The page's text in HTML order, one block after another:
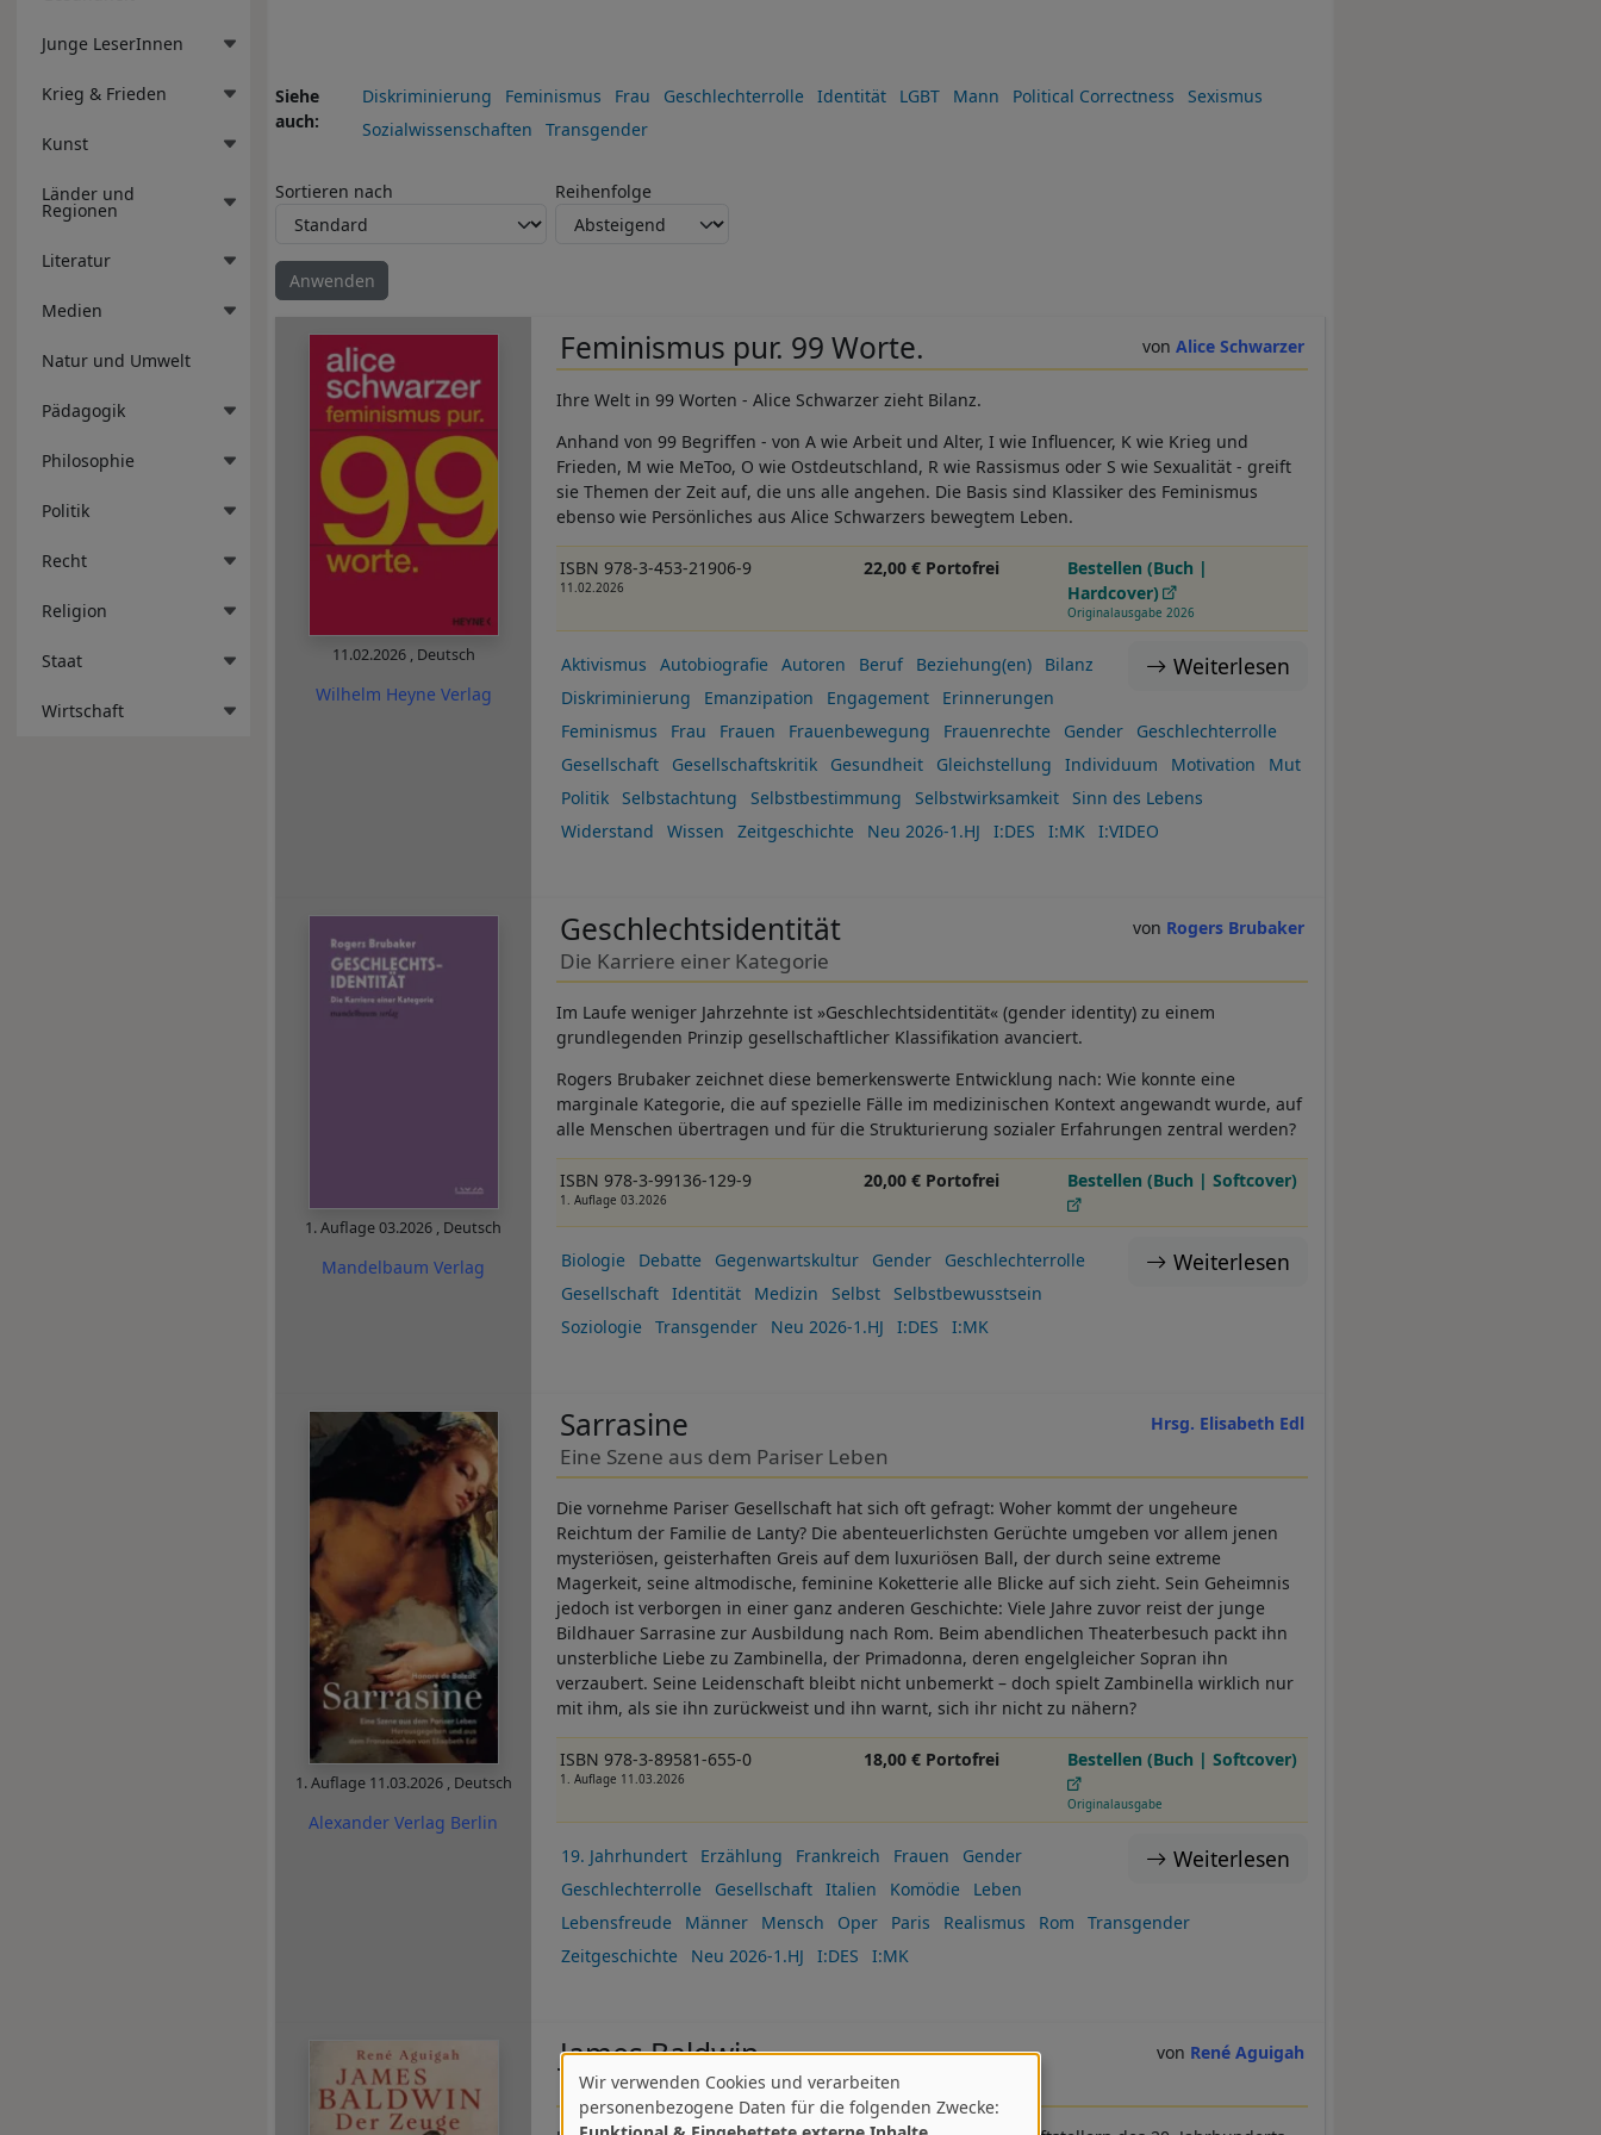
Junge LeserInnen
Krieg & Frieden
Kunst
Länder und
Regionen
Literatur
Medien
Natur und Umwelt
Pädagogik
Philosophie
Politik
Recht
Religion
Staat
Wirtschaft
Siehe
auch
Diskriminierung Feminismus Frau Geschlechterrolle Identität LGBT Mann Political Correctness
Sexismus
Sozialwissenschaften
Transgender
Sortieren nach Reihenfolge
11.02.2026 , Deutsch
Wilhelm Heyne Verlag
Alice Schwarzer
Feminismus pur. 99 Worte.
Ihre Welt in 99 Worten - Alice Schwarzer zieht Bilanz.
Anhand von 99 Begriffen - von A wie Arbeit und Alter, I wie Influencer, K wie Krieg und
Frieden, M wie MeToo, O wie Ostdeutschland, R wie Rassismus oder S wie Sexualität - greift
sie Themen der Zeit auf, die uns alle angehen. Die Basis sind Klassiker des Feminismus
ebenso wie Persönliches aus Alice Schwarzers bewegtem Leben.
ISBN 978-3-453-21906-9
11.02.2026
22,00 € Portofrei
Bestellen (Buch |
Hardcover)
Originalausgabe 2026
Weiterlesen
Aktivismus Autobiografie Autoren Beruf Beziehung(en)
Bilanz
Diskriminierung
Emanzipation Engagement
Erinnerungen
Feminismus
Frau Frauen Frauenbewegung Frauenrechte Gender
Geschlechterrolle
Gesellschaft
Gesellschaftskritik Gesundheit Gleichstellung Individuum Motivation
Mut
Politik
Selbstachtung Selbstbestimmung Selbstwirksamkeit
Sinn des Lebens
Widerstand
Wissen Zeitgeschichte Neu 2026-1.HJ I:DES I:MK I:VIDEO
1. Auflage03.2026 , Deutsch
Mandelbaum Verlag
Rogers Brubaker
Geschlechtsidentität
Die Karriere einer Kategorie
Im Laufe weniger Jahrzehnte ist »Geschlechtsidentität« (gender identity) zu einem
grundlegenden Prinzip gesellschaftlicher Klassifikation avanciert.
Rogers Brubaker zeichnet diese bemerkenswerte Entwicklung nach: Wie konnte eine
marginale Kategorie, die auf spezielle Fälle im medizinischen Kontext angewandt wurde, auf
alle Menschen übertragen und für die Strukturierung sozialer Erfahrungen zentral werden?
ISBN 978-3-99136-129-9
1. Auflage 03.2026
20,00 € Portofrei Bestellen (Buch | Softcover)
Weiterlesen
Biologie Debatte Gegenwartskultur Gender
Geschlechterrolle
Gesellschaft
Identität Medizin Selbst
Selbstbewusstsein
Soziologie
Transgender Neu 2026-1.HJ I:DES I:MK
1. Auflage 11.03.2026 , Deutsch
Alexander Verlag Berlin
Hrsg. Elisabeth Edl
Sarrasine
Eine Szene aus dem Pariser Leben
Die vornehme Pariser Gesellschaft hat sich oft gefragt: Woher kommt der ungeheure
Reichtum der Familie de Lanty? Die abenteuerlichsten Gerüchte umgeben vor allem jenen
mysteriösen, geisterhaften Greis auf dem luxuriösen Ball, der durch seine extreme
Magerkeit, seine altmodische, feminine Koketterie alle Blicke auf sich zieht. Sein Geheimnis
jedoch ist verborgen in einer ganz anderen Geschichte: Viele Jahre zuvor reist der junge
Bildhauer Sarrasine zur Ausbildung nach Rom. Beim abendlichen Theaterbesuch packt ihn
unsterbliche Liebe zu Zambinella, der Primadonna, deren engelgleicher Sopran ihn
verzaubert. Seine Leidenschaft bleibt nicht unbemerkt – doch spielt Zambinella wirklich nur
mit ihm, als sie ihn zurückweist und ihn warnt, sich ihr nicht zu nähern?
ISBN 978-3-89581-655-0
1. Auflage 11.03.2026
18,00 € Portofrei Bestellen (Buch | Softcover)
Originalausgabe
Weiterlesen
19. Jahrhundert Erzählung Frankreich Frauen
Gender
Geschlechterrolle
Gesellschaft Italien Komödie
Leben
Lebensfreude
Männer Mensch Oper Paris Realismus Rom
Transgender
Zeitgeschichte
Neu 2026-1.HJ I:DES I:MK
René Aguigah
James Baldwin
Der Zeuge. Ein Porträt
Verwendung
Wir verwenden Cookies und verarbeiten
personenbezogene Daten für die folgenden Zwecke: